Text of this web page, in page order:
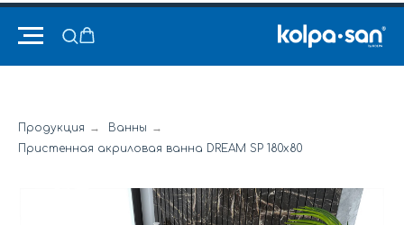
Продукция → Ванны →
Пристенная акриловая ванна DREAM SP 180x80